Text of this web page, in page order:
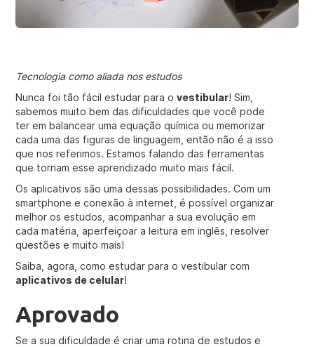
Tecnologia como aliada nos estudos
Nunca foi tão fácil estudar para ovestibular! Sim,
sabemos muito bem das dificuldades que você pode
ter em balancear uma equação química ou memorizar
cada uma das figuras de linguagem, então não é a isso
que nos referimos. Estamos falando das ferramentas
que tornam esse aprendizado muito mais fácil.
Os aplicativos são uma dessas possibilidades. Com um
smartphone e conexão à internet, é possível organizar
melhor os estudos, acompanhar a sua evolução em
cada matéria, aperfeiçoar a leitura em inglês, resolver
questões e muito mais!
Saiba, agora, como estudar para o vestibular com
aplicativos de celular!
Aprovado
Se a sua dificuldade é criar uma rotina de estudos e